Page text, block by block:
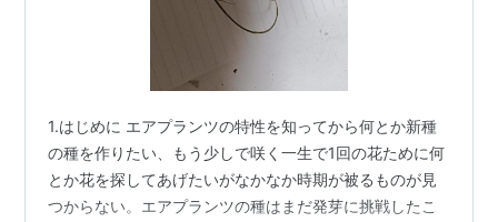
1.はじめに エアプランツの特性を知ってから何とか新種
の種を作りたい、もう少しで咲く一生で1回の花ために何
とか花を探してあげたいがなかなか時期が被るものが見
つからない。エアプランツの種はまだ発芽に挑戦したこ